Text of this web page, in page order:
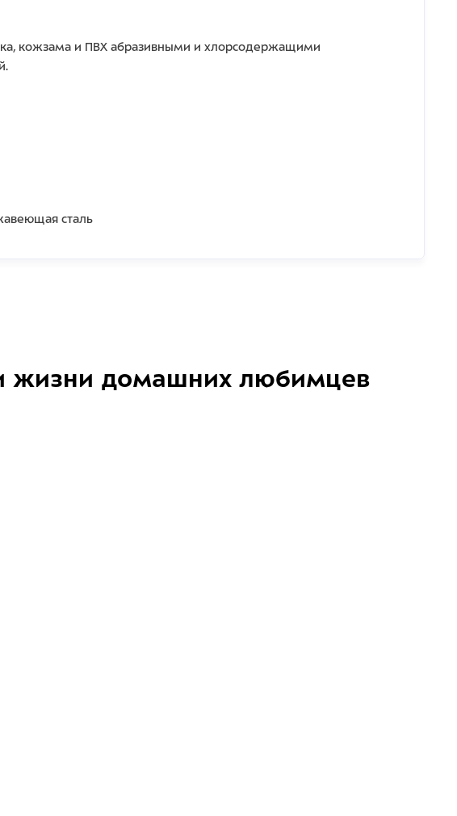
кожзама и ПВХ абразивными и хлорсодержащими
сталь
жизни домашних любимцев